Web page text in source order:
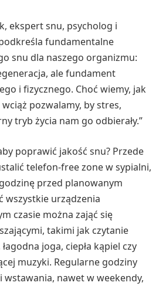
ekspert snu, psycholog i
fundamentalne
snu dla naszego organizmu:
ale fundament
i fizycznego. Choć wiemy, jak
pozwalamy, by stres,
tryb życia nam go odbierały.”
poprawić jakość snu? Przede
telefon-free zone w sypialni,
przed planowanym
wszystkie urządzenia
czasie można zająć się
takimi jak czytanie
joga, ciepła kąpiel czy
muzyki. Regularne godziny
wstawania, nawet w weekendy,